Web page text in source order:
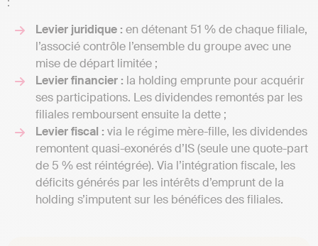
Levier juridique : en détenant 51 % de chaque filiale,
l’associé contrôle l’ensemble du groupe avec une
mise de départ limitée ;
Levier financier : la holding emprunte pour acquérir
ses participations. Les dividendes remontés par les
filiales remboursent ensuite la dette ;
Levier fiscal : via le régime mère-fille, les dividendes
remontent quasi-exonérés d’IS (seule une quote-part
de 5 % est réintégrée). Via l’intégration fiscale, les
déficits générés par les intérêts d’emprunt de la
holding s’imputent sur les bénéfices des filiales.